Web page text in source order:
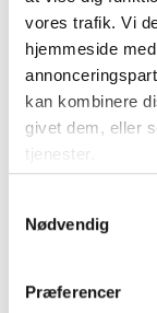
vores trafik. Vi
hjemmeside
kan kombinere
givet dem, eller
tjenester.
Nødvendig
Præferencer
Farve:
Producent:
Denne
både for
på fabrikken